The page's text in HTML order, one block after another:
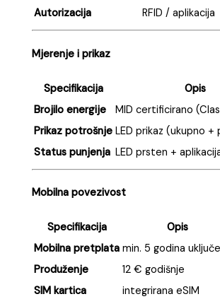
Autorizacija RFID / aplikacija
Mjerenje i prikaz
Specifikacija
Opis
Brojilo energije
MID certificirano
Prikaz potrošnje LED prikaz (ukupno +
Status punjenja LED prsten +
Mobilna povezivost
Specifikacija
Opis
Mobilna pretplata min. 5 godina
Produženje
12 € godišnje
SIM kartica
integrirana eSIM